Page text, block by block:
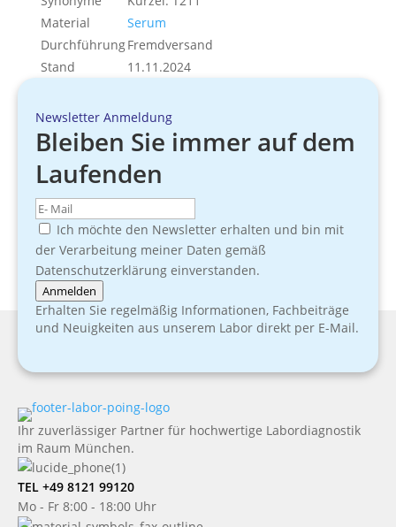
Material
Serum
DurchführungFremdversand
Stand
11.11.2024
Newsletter Anmeldung
Bleiben Sie immer auf dem
Laufenden
Ich möchte den Newsletter erhalten und bin mit
der Verarbeitung meiner Daten gemäß
Datenschutzerklärung einverstanden.
Anmelden
Erhalten Sie regelmäßig Informationen, Fachbeiträge
und Neuigkeiten aus unserem Labor direkt per E-Mail.
Ihr zuverlässiger Partner für hochwertige Labordiagnostik
im Raum München.
TEL +49 8121 99120
Mo - Fr 8:00 - 18:00 Uhr